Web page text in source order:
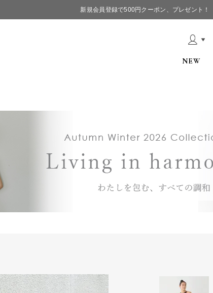
新規会員登録で500円クーポン、プレゼント！
NEW